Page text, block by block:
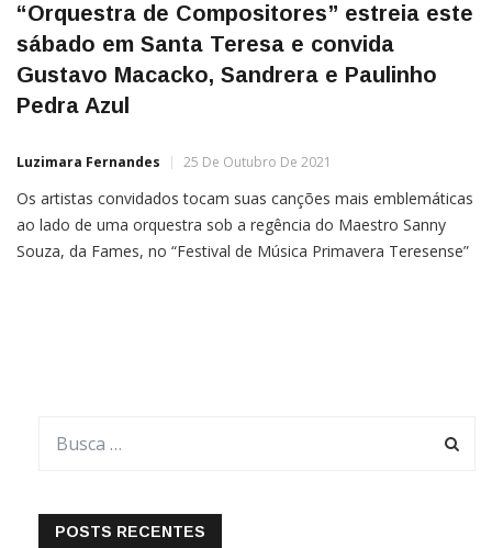
“Orquestra de Compositores” estreia este
sábado em Santa Teresa e convida
Gustavo Macacko, Sandrera e Paulinho
Pedra Azul
Luzimara Fernandes 25 De Outubro De 2021
Os artistas convidados tocam suas canções mais emblemáticas
ao lado de uma orquestra sob a regência do Maestro Sanny
Souza, da Fames, no “Festival de Música Primavera Teresense”
POSTS RECENTES